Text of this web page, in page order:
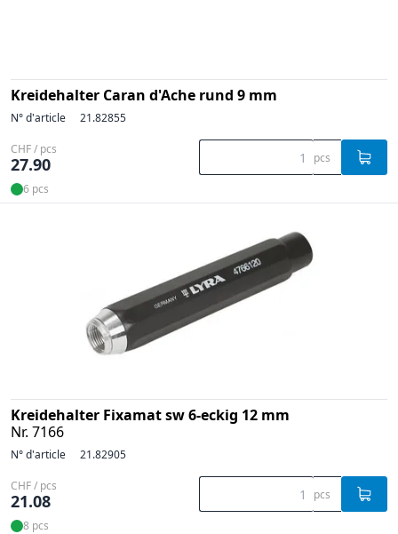
Kreidehalter Caran d'Ache rund 9 mm
N° d'article 21.82855
CHF / pcs
27.90 pcs
6 pcs
Kreidehalter Fixamat sw 6-eckig 12 mm
Nr. 7166
N° d'article 21.82905
CHF / pcs
21.08 pcs
8 pcs